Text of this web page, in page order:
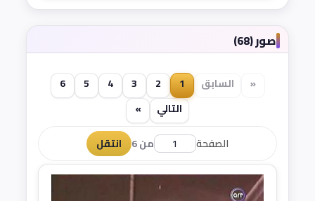
صور (68)
« السابق 1
2
3
4
5
6
التالي
»
الصفحة
من 6 انتقل